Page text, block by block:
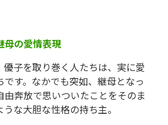
母の愛情表現
子を取り巻く人たちは、実に愛
す。なかでも突如、継母となっ
由奔放で思いついたことをそのま
な大胆な性格の持ち主。